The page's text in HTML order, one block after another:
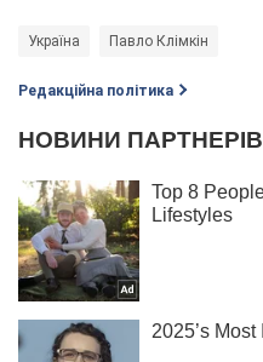
Україна Павло Клімкін
Редакційна політика